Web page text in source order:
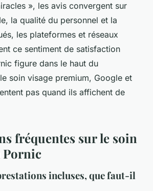
», les avis convergent sur
la qualité du personnel et la
les plateformes et réseaux
ce sentiment de satisfaction
figure dans le haut du
soin visage premium, Google et
pas quand ils affichent de
fréquentes sur le soin
Pornic
incluses, que faut-il